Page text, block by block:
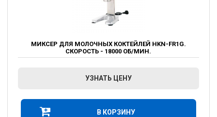
МИКСЕР ДЛЯ МОЛОЧНЫХ КОКТЕЙЛЕЙ HKN-FR1G.
СКОРОСТЬ - 18000 ОБ/МИН.
УЗНАТЬ ЦЕНУ
В КОРЗИНУ